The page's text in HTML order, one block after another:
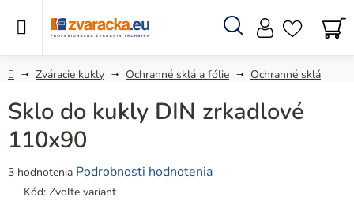
Hľadať
DomovZváracie kukly Ochranné sklá a fólie Ochranné sklá
Sklo do kukly DIN zrkadlové
110x90
Priemerné
hodnotenie
3 hodnotenia Podrobnosti hodnotenia
Kód: Zvoľte variant